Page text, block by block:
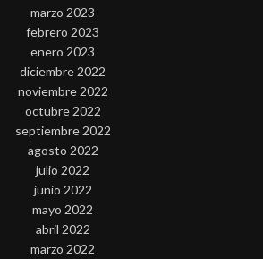
marzo 2023
febrero 2023
enero 2023
diciembre 2022
noviembre 2022
octubre 2022
septiembre 2022
agosto 2022
julio 2022
junio 2022
mayo 2022
abril 2022
marzo 2022